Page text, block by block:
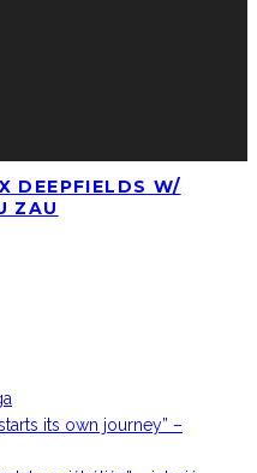
DEEPFIELDS W/
ZAU
its own journey” –